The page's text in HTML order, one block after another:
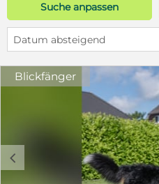
Suche anpassen
Datum absteigend
Blickfänger
c